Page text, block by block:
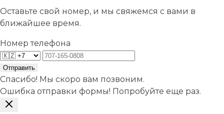
Оставьте свой номер, и мы свяжемся с вами в
ближайшее время.
Номер телефона
Отправить
Спасибо! Мы скоро вам позвоним.
Ошибка отправки формы! Попробуйте еще раз.